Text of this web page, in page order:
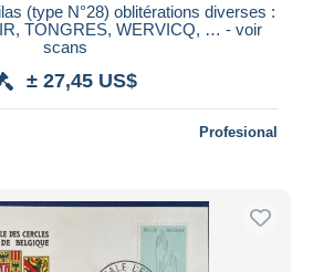
(type N°28) oblitérations diverses :
TONGRES, WERVICQ, … - voir
scans
± 27,45 US$
Profesional